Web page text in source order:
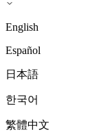
English
Español
日本語
한국어
繁體中文